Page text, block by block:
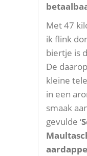
Met 47
ik flink
biertje is
De
kleine
in een
smaak
gevulde ‘